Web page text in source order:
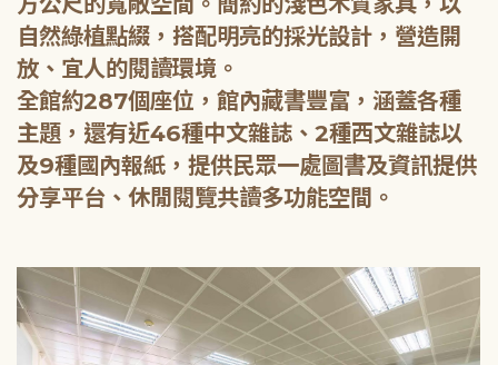
自然綠植點綴，搭配明亮的採光設計，營造開
放、宜人的閱讀環境。
全館約287個座位，館內藏書豐富，涵蓋各種
主題，還有近46種中文雜誌、2種西文雜誌以
及9種國內報紙，提供民眾一處圖書及資訊提供